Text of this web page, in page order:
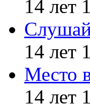
14 лет
14 лет
Место
14 лет